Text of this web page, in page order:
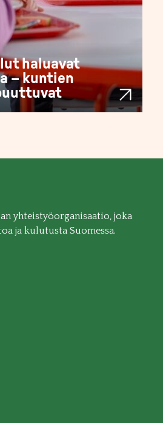
haluavat
– kuntien
yhteistyöorganisaatio, joka
ja kulutusta Suomessa.